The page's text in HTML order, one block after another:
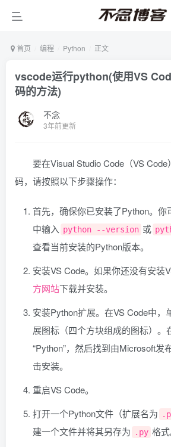
首页 编程 Python 正文
vscode运行python(使用VS
码的方法)
不念
3年前更新
要在Visual Studio Code（VS
码，请按照以下步骤操作：
首先，确保你已安装了Python。你
中输入 python --version 或
查看当前安装的Python版本。
安装VS Code。如果你还没有安装
方网站下载并安装。
安装Python扩展。在VS Code中，
展图标（四个方块组成的图标）。
“Python”，然后找到由Microsoft发
击安装。
重启VS Code。
打开一个Python文件（扩展名为
建一个文件并将其另存为
.py 格式